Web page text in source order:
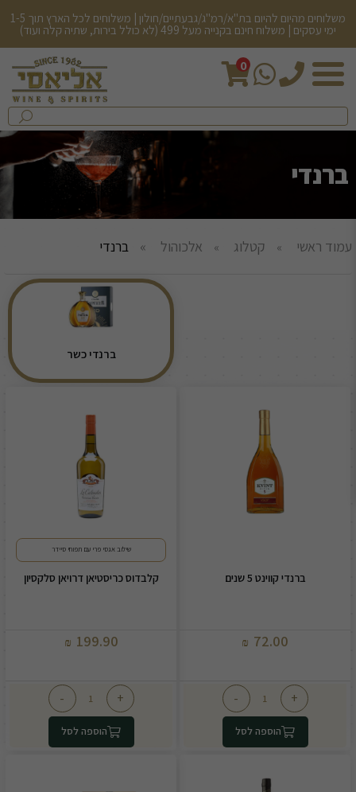
משלוחים מהיום להיום בת"א/רמ"ג/גבעתיים/חולון | משלוחים לכל הארץ תוך 1-5
ימי עסקים | משלוח חינם בקנייה מעל 499 (לא כולל בירות, שתיה קלה ועוד)
0
חיפש
בחנות...
שלח
ברנדי
עמוד ראשי קטלוג אלכוהול ברנדי
ברנדי כשר
ברנדי קווינט 5 שנים
72.00
₪
+
-
הוספה לסל
שילוב אגסי פרי עם תפוחי סיידר
קלבדוס כריסטיאן דרויאן סלקסיון
199.90
₪
+
-
הוספה לסל